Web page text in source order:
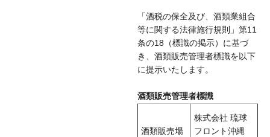
「酒税の保全及び、酒類業組合
等に関する法律施行規則」第11
条の18（標識の掲示）に基づ
き、酒類販売管理者標識を以下
に提示いたします。
酒類販売管理者標識
酒類販売場
株式会社 琉球
フロント沖縄